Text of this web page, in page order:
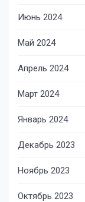
Июнь 2024
Май 2024
Апрель 2024
Март 2024
Январь 2024
Декабрь 2023
Ноябрь 2023
Октябрь 2023